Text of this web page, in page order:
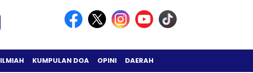
ILMIAH KUMPULAN DOA OPINI DAERAH